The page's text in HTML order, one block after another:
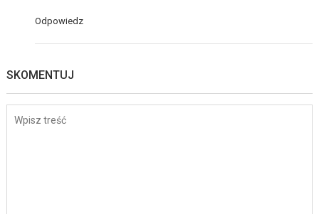
Odpowiedz
SKOMENTUJ